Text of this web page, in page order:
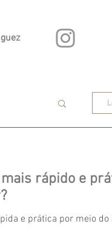
rápido e
e prática por meio